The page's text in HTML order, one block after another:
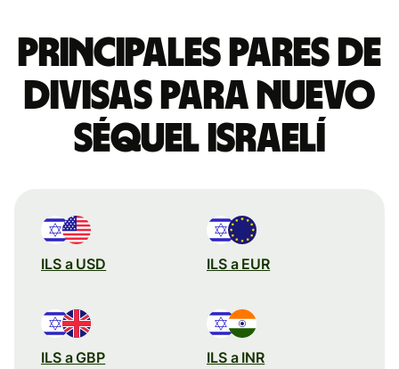
Principales pares de
divisas para nuevo
séquel israelí
ILS a USD ILS a EUR
ILS a GBP ILS a INR